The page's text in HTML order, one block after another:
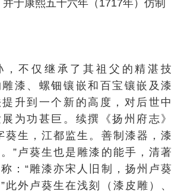
于康熙五十六年（1717年）仿制
，不仅继承了其祖父的精湛技
漆、螺钿镶嵌和百宝镶嵌及漆
升到一个新的高度，对后世中
为功甚巨。续撰《扬州府志》
葵生，江都 监生。善制漆器，漆
”卢葵生也是雕漆的能手，清著
称：“雕漆亦宋人旧制，扬州卢葵
此外卢葵生在浅刻（漆皮雕）、